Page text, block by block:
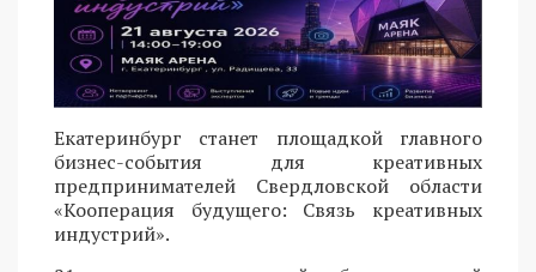
Екатеринбург станет площадкой главного
бизнес-события для креативных
предпринимателей Свердловской области
«Кооперация будущего: Связь креативных
индустрий».